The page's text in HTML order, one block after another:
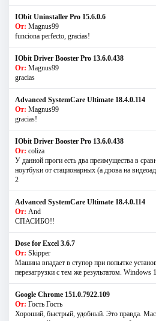
IObit Uninstaller Pro 15.6.0.6
От: Magnus99
funciona perfecto, gracias!
IObit Driver Booster Pro 13.6.0.438
От: Magnus99
gracias
Advanced SystemCare Ultimate 18.4.0.114
От: Magnus99
gracias!
IObit Driver Booster Pro 13.6.0.438
От: coliza
У данной проги есть два преимущества в
ноутбуки от стационарных (а дрова на
2
Advanced SystemCare Ultimate 18.4.0.114
От: And
СПАСИБО!!
Dose for Excel 3.6.7
От: Skipper
Машина впадает в ступор при попытке
перезагрузки с тем же результатом.
Google Chrome 151.0.7922.109
От: Гость Гость
Хороший, быстрый, удобный. Это правда.